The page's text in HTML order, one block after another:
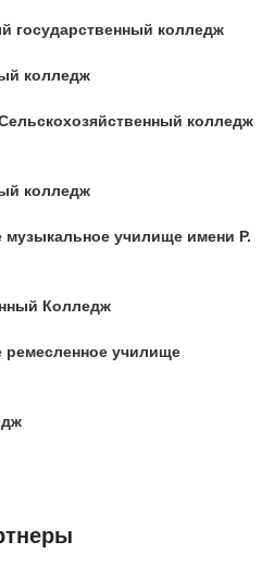
государственный колледж
колледж
колледж
колледж
музыкальное училище имени Р.
Колледж
ремесленное училище